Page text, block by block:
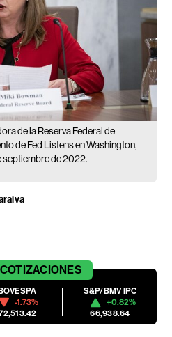
de la Reserva Federal de
de Fed Listens en Washington,
septiembre de 2022.
COTIZACIONES
IBOVESPA
-1.73%
S&P/BMV IPC
+0.82%
66,938.64